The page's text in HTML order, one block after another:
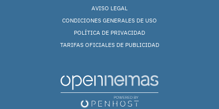
AVISO LEGAL
CONDICIONES GENERALES DE USO
POLÍTICA DE PRIVACIDAD
TARIFAS OFICIALES DE PUBLICIDAD